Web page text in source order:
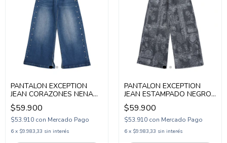
PANTALON EXCEPTION
JEAN CORAZONES NENA
(EX26MP93)
$59.900
$53.910 con Mercado Pago
6 x $9.983,33 sin interés
PANTALON EXCEPTION
JEAN ESTAMPADO NEGRO
NENA (EX26MP89)
$59.900
$53.910 con Mercado Pago
6 x $9.983,33 sin interés